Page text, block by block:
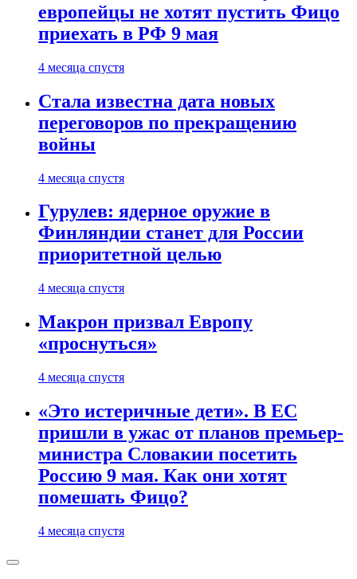
европейцы не хотят пустить Фицо
приехать в РФ 9 мая
4 месяца спустя
Стала известна дата новых
переговоров по прекращению
войны
4 месяца спустя
Гурулев: ядерное оружие в
Финляндии станет для России
приоритетной целью
4 месяца спустя
Макрон призвал Европу
«проснуться»
4 месяца спустя
«Это истеричные дети». В ЕС
пришли в ужас от планов премьер-
министра Словакии посетить
Россию 9 мая. Как они хотят
помешать Фицо?
4 месяца спустя